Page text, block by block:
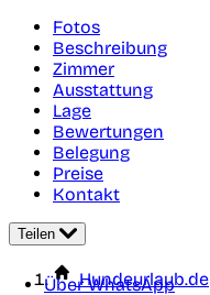
Fotos
Beschreibung
Zimmer
Ausstattung
Lage
Bewertungen
Belegung
Preise
Kontakt
Teilen
Über WhatsApp
Hundeurlaub.de